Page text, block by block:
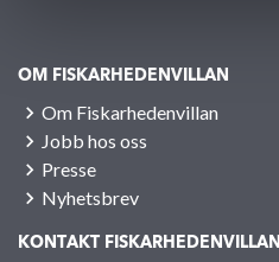
OM FISKARHEDENVILLAN
Om Fiskarhedenvillan
Jobb hos oss
Presse
Nyhetsbrev
KONTAKT FISKARHEDENVILLAN